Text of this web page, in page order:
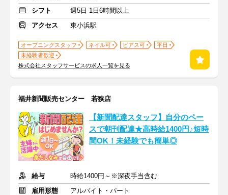
シフト
週5日 1日6時間以上
アクセス
東小浜駅
オープニングスタッフ ネイル可 ピアス可
平日
未経験者歓迎
株式会社スタッフサービスの求人一覧を見る
福井新聞販売センター 若狭店
【新聞配達スタッフ】自分のペー
スで朝刊配達★高時給1400円♪短時
間OK！未経験でも簡単◎
給与
時給1400円～※深夜手当含む
雇用形態
アルバイト・パート